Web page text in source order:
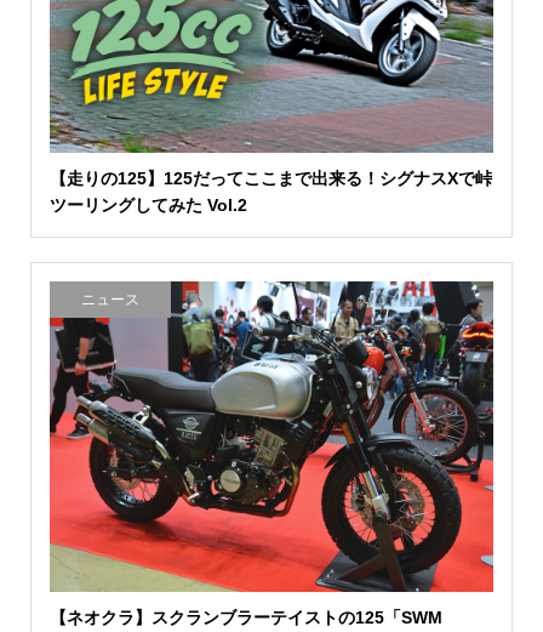
【走りの125】125だってここまで出来る！シグナスXで峠
ツーリングしてみた Vol.2
ニュース
【ネオクラ】スクランブラーテイストの125「SWM